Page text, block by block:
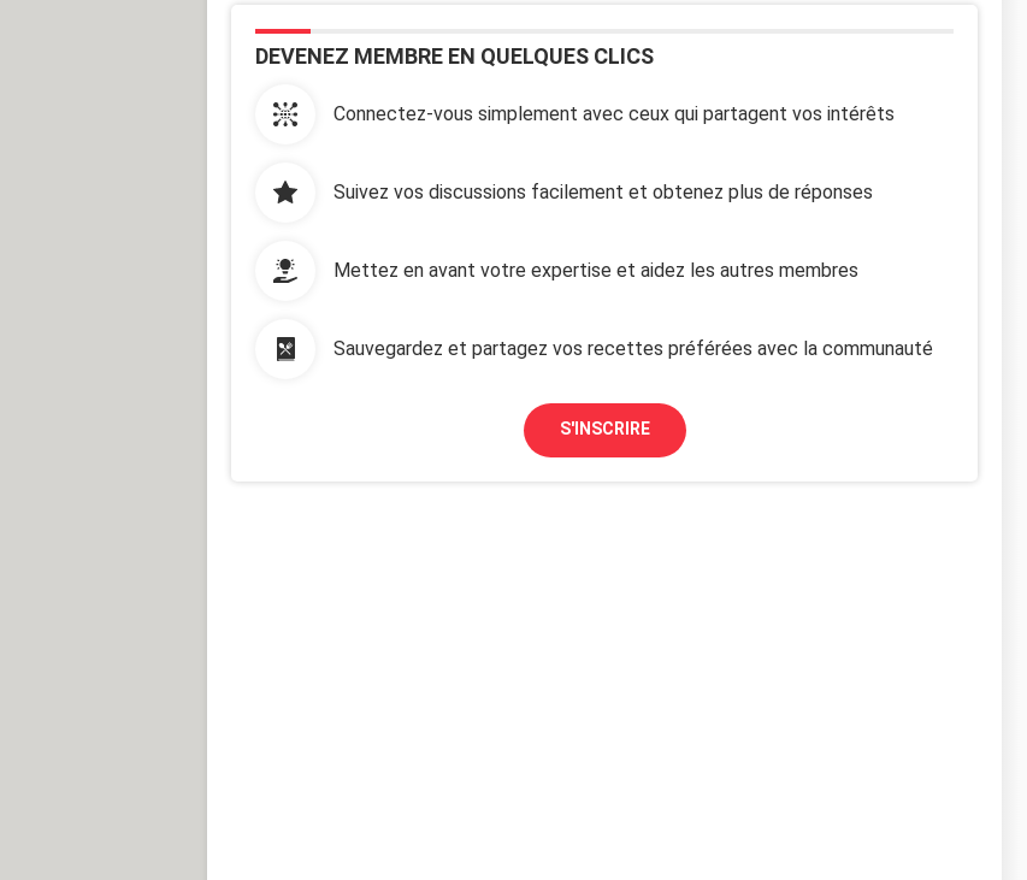
DEVENEZ MEMBRE EN QUELQUES CLICS
Connectez-vous simplement avec ceux qui partagent vos intérêts
Suivez vos discussions facilement et obtenez plus de réponses
Mettez en avant votre expertise et aidez les autres membres
Sauvegardez et partagez vos recettes préférées avec la communauté
S'INSCRIRE